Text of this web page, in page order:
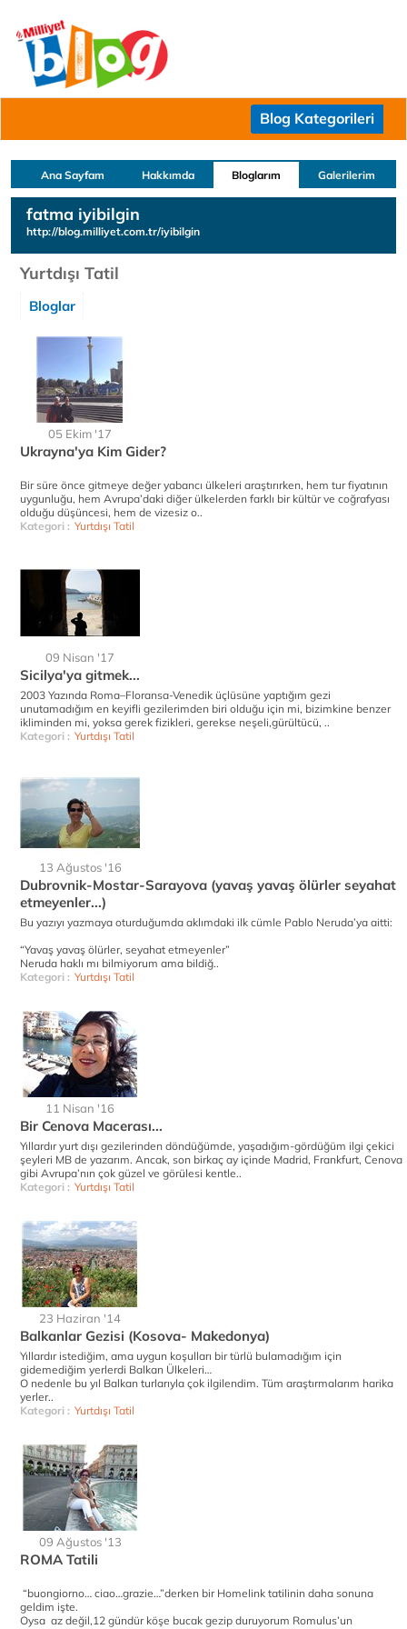
Blog Kategorileri
Ana Sayfam Hakkımda Bloglarım Galerilerim
fatma iyibilgin
http://blog.milliyet.com.tr/iyibilgin
Yurtdışı Tatil
Bloglar
05 Ekim '17
Ukrayna'ya Kim Gider?
Bir süre önce gitmeye değer yabancı ülkeleri araştırırken, hem tur fiyatının
uygunluğu, hem Avrupa’daki diğer ülkelerden farklı bir kültür ve coğrafyası
olduğu düşüncesi, hem de vizesiz o..
Kategori : Yurtdışı Tatil
09 Nisan '17
Sicilya'ya gitmek...
2003 Yazında Roma–Floransa-Venedik üçlüsüne yaptığım gezi
unutamadığım en keyifli gezilerimden biri olduğu için mi, bizimkine benzer
ikliminden mi, yoksa gerek fizikleri, gerekse neşeli,gürültücü, ..
Kategori : Yurtdışı Tatil
13 Ağustos '16
Dubrovnik-Mostar-Sarayova (yavaş yavaş ölürler seyahat
etmeyenler...)
Bu yazıyı yazmaya oturduğumda aklımdaki ilk cümle Pablo Neruda’ya aitti:
“Yavaş yavaş ölürler, seyahat etmeyenler”
Neruda haklı mı bilmiyorum ama bildiğ..
Kategori : Yurtdışı Tatil
11 Nisan '16
Bir Cenova Macerası...
Yıllardır yurt dışı gezilerinden döndüğümde, yaşadığım-gördüğüm ilgi çekici
şeyleri MB de yazarım. Ancak, son birkaç ay içinde Madrid, Frankfurt, Cenova
gibi Avrupa’nın çok güzel ve görülesi kentle..
Kategori : Yurtdışı Tatil
23 Haziran '14
Balkanlar Gezisi (Kosova- Makedonya)
Yıllardır istediğim, ama uygun koşulları bir türlü bulamadığım için
gidemediğim yerlerdi Balkan Ülkeleri…
O nedenle bu yıl Balkan turlarıyla çok ilgilendim. Tüm araştırmalarım harika
yerler..
Kategori : Yurtdışı Tatil
09 Ağustos '13
ROMA Tatili
“buongiorno… ciao…grazie…”derken bir Homelink tatilinin daha sonuna
geldim işte.
Oysa az değil,12 gündür köşe bucak gezip duruyorum Romulus’un